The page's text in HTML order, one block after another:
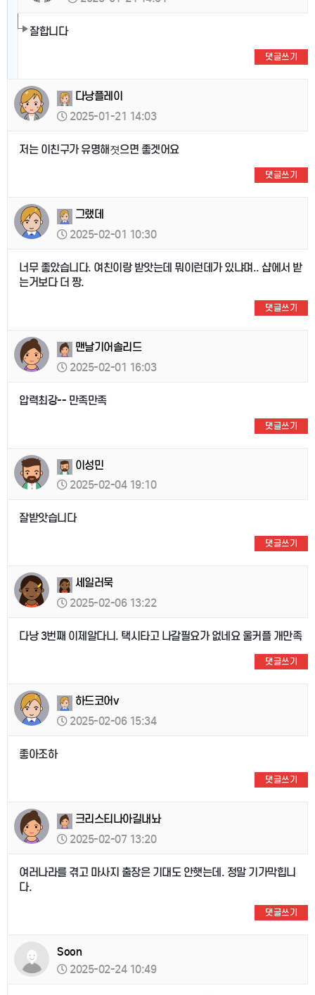
잘합니다
댓글쓰기
다낭플레이
2025-01-21 14:03
저는 이친구가 유명해졋으면 좋겟어요
댓글쓰기
그랬데
2025-02-01 10:30
너무 좋았습니다. 여친이랑 받앗는데 뭐이런데가 있냐며.. 샵에서 받
는거보다 더 짱.
댓글쓰기
맨날기어솔리드
2025-02-01 16:03
압력최강-- 만족만족
댓글쓰기
이성민
2025-02-04 19:10
잘받앗습니다
댓글쓰기
세일러묵
2025-02-06 13:22
다낭 3번째 이제알다니. 택시타고 나갈필요가 없네요 울커플 개만족
댓글쓰기
하드코어v
2025-02-06 15:34
좋아조하
댓글쓰기
크리스티나아길내놔
2025-02-07 13:20
여러나라를 겪고 마사지 출장은 기대도 안햇는데. 정말 기가막힙니
다.
댓글쓰기
Soon
2025-02-24 10:49